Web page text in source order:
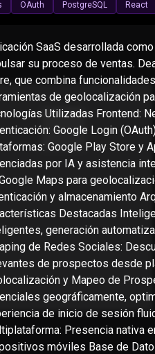
OAuth PostgreSQL React
SaaS desarrollada
su proceso de ventas.
que combina
de geolocalización
Utilizadas Frontend:
Google Login
Google Play Store y
por IA y asistencia
Maps para
y almacenamiento
Destacadas
generación
de Redes Sociales:
de prospectos desde
y Mapeo de
geográficamente,
de inicio de sesión
Presencia nativa
móviles Base de